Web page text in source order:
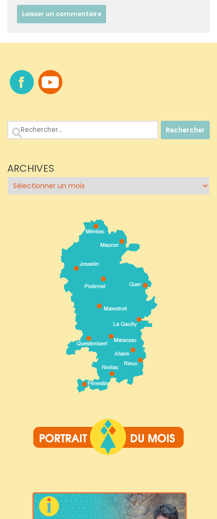
Rechercher :
ARCHIVES
Archives